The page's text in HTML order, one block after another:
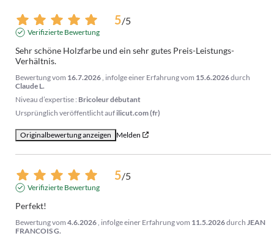
5/5
Verifizierte Bewertung
Sehr schöne Holzfarbe und ein sehr gutes Preis-Leistungs-
Verhältnis.
Bewertung vom 16.7.2026 , infolge einer Erfahrung vom 15.6.2026durch
Claude L.
Niveau d’expertise : Bricoleur débutant
Ursprünglich veröffentlicht auf ilicut.com (fr)
Originalbewertung anzeigen Melden
5/5
Verifizierte Bewertung
Perfekt!
Bewertung vom 4.6.2026 , infolge einer Erfahrung vom 11.5.2026durch JEAN
FRANCOIS G.